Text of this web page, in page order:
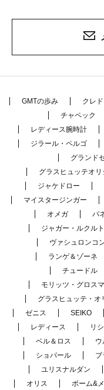
GMTの歩み クレ
チャペック
レディース腕時計
ジラール・ペルゴ
グランド
グラスヒュッテオリ
ジャケドロー
マイスタージンガー
オメガ
パ
ジャガー・ルクルト
ヴァシュロンコ
ランゲ＆ゾーネ
チュードル
モリッツ・グロス
グラスヒュッテ・オ
ゼニス
SEIKO
レディース
リ
ベル＆ロス
ウ
ショパール
ブ
ユリスナルダン
オリス
ボーム&